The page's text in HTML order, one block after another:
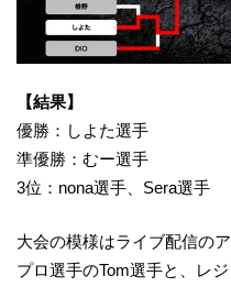
【結果】
優勝：しよた選手
準優勝：むー選手
3位：nona選手、Sera選手
大会の模様はライブ配信の
プロ選手のTom選手と、レ